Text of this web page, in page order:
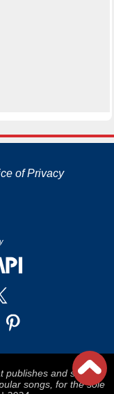
of Privacy
publishes and stores
songs, for the sole